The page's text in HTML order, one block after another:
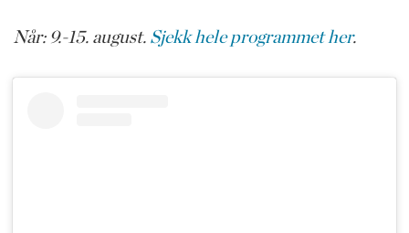
Når: 9.-15. august. Sjekk hele programmet her.